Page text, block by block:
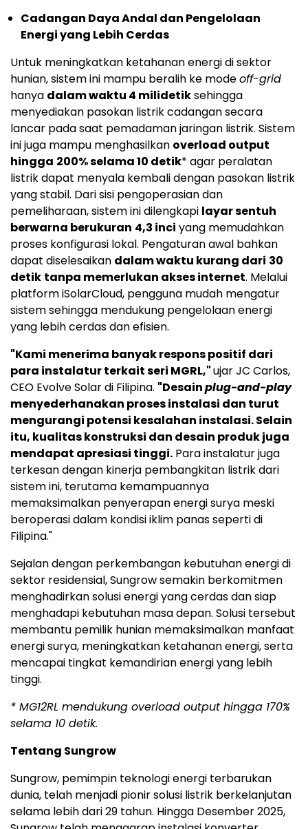
Cadangan Daya Andal dan Pengelolaan
Energi yang Lebih Cerdas
Untuk meningkatkan ketahanan energi di sektor
hunian, sistem ini mampu beralih ke modeoff-grid
hanya dalam waktu 4 milidetiksehingga
menyediakan pasokan listrik cadangan secara
lancar pada saat pemadaman jaringan listrik. Sistem
ini juga mampu menghasilkan overload output
hingga 200% selama 10 detik* agar peralatan
listrik dapat menyala kembali dengan pasokan listrik
yang stabil. Dari sisi pengoperasian dan
pemeliharaan, sistem ini dilengkapi layar sentuh
berwarna berukuran 4,3 inci yang memudahkan
proses konfigurasi lokal. Pengaturan awal bahkan
dapat diselesaikan dalam waktu kurang dari 30
detik tanpa memerlukan akses internet. Melalui
platform iSolarCloud, pengguna mudah mengatur
sistem sehingga mendukung pengelolaan energi
yang lebih cerdas dan efisien.
"Kami menerima banyak respons positif dari
para instalatur terkait seri MGRL,"ujar JC Carlos,
CEO Evolve Solar di Filipina. "Desainplug-and-play
menyederhanakan proses instalasi dan turut
mengurangi potensi kesalahan instalasi. Selain
itu, kualitas konstruksi dan desain produk juga
mendapat apresiasi tinggi. Para instalatur juga
terkesan dengan kinerja pembangkitan listrik dari
sistem ini, terutama kemampuannya
memaksimalkan penyerapan energi surya meski
beroperasi dalam kondisi iklim panas seperti di
Filipina."
Sejalan dengan perkembangan kebutuhan energi di
sektor residensial, Sungrow semakin berkomitmen
menghadirkan solusi energi yang cerdas dan siap
menghadapi kebutuhan masa depan. Solusi tersebut
membantu pemilik hunian memaksimalkan manfaat
energi surya, meningkatkan ketahanan energi, serta
mencapai tingkat kemandirian energi yang lebih
tinggi.
* MG12RL mendukung overload output hingga 170%
selama 10 detik.
Tentang Sungrow
Sungrow, pemimpin teknologi energi terbarukan
dunia, telah menjadi pionir solusi listrik berkelanjutan
selama lebih dari 29 tahun. Hingga Desember 2025,